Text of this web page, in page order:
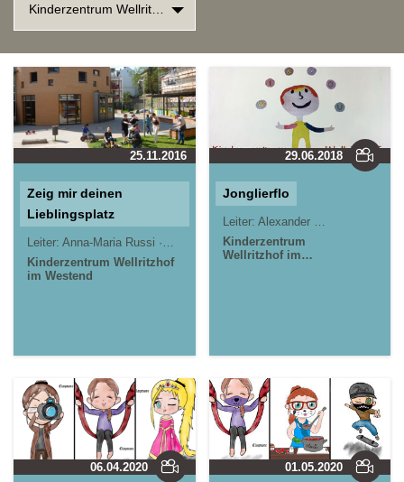
Kinderzentrum Wellritzhof im Westend
25.11.2016
Zeig mir deinen
Lieblingsplatz
Leiter: Anna-Maria Russi Herbert Cartus Robby Albrecht
Kinderzentrum Wellritzhof
im Westend
29.06.2018
Jonglierflo
Leiter: Alexander Sommer, Christian Grötsch
Kinderzentrum
Wellritzhof im
06.04.2020 01.05.2020